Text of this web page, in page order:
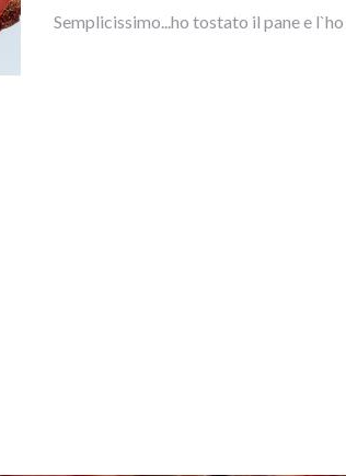
Semplicissimo...ho tostato il pane e